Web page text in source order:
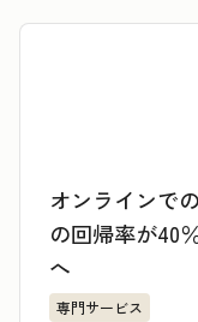
オンラインで
の回帰率が40
へ
専門サービス